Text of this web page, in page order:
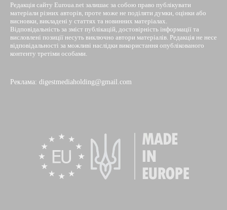
Редакція сайту Euroua.net залишає за собою право публікувати
матеріали різних авторів, проте може не поділяти думки, оцінки або
висновки, викладені у статтях та новинних матеріалах.
Відповідальність за зміст публікацій, достовірність інформації та
висловлені позиції несуть виключно автори матеріалів. Редакція не несе
відповідальності за можливі наслідки використання опублікованого
контенту третіми особами.
Реклама: digestmediaholding@gmail.com